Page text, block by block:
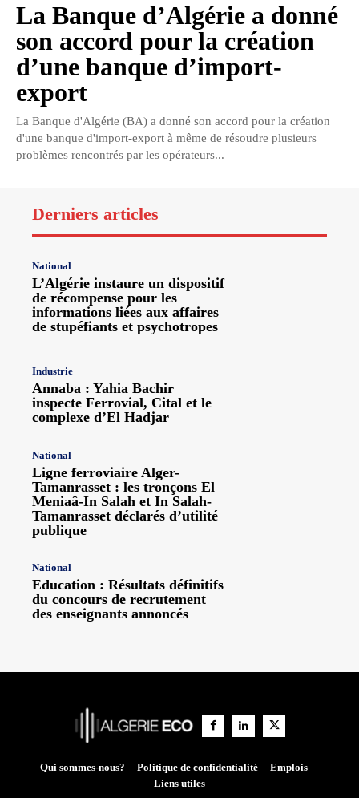
La Banque d’Algérie a donné
son accord pour la création
d’une banque d’import-
export
La Banque d'Algérie (BA) a donné son accord pour la création
d'une banque d'import-export à même de résoudre plusieurs
problèmes rencontrés par les opérateurs...
Derniers articles
National
L’Algérie instaure un dispositif
de récompense pour les
informations liées aux affaires
de stupéfiants et psychotropes
Industrie
Annaba : Yahia Bachir
inspecte Ferrovial, Cital et le
complexe d’El Hadjar
National
Ligne ferroviaire Alger-
Tamanrasset : les tronçons El
Meniaâ-In Salah et In Salah-
Tamanrasset déclarés d’utilité
publique
National
Education : Résultats définitifs
du concours de recrutement
des enseignants annoncés
Qui sommes-nous? Politique de confidentialité
Emplois
Liens utiles